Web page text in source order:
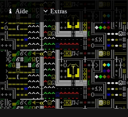
Aide Extras